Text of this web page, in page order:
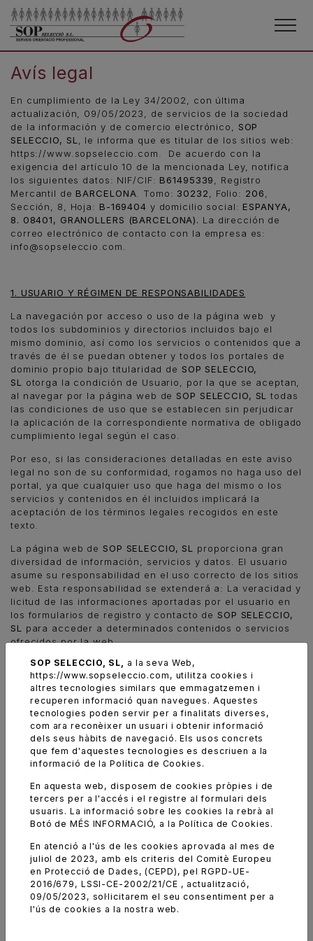
Avís legal
En cumplimiento de la Ley 34/2002, con última
actualización, 09/05/2023, de servicios de la sociedad
de la información y de comercio electrónico, SOP
SELECCIO, SL
le informa que es titular de los sitios web:
https://www.sopseleccio.com
De acuerdo con la
exigencia del artículo 10 de la mencionada Ley, notifica
los siguientes datos: NIF/CIF: B61495339
Registro
Mercantil de BARCELONA Tomo: 30232 Folio: 206
Sección, 8
Hoja: B-169404 y domicilio social: ESPANYA,
8. 08401, GRANOLLERS (BARCELONA). La dirección de
correo electrónico de contacto con la empresa es:
info@sopseleccio.com
1. USUARIO Y RÉGIMEN DE RESPONSABILIDADES
La navegación por acceso o uso de la página web y
todos los subdominios y directorios incluidos bajo el
mismo dominio, así como los servicios o contenidos que a
través de él se puedan obtener y todos los portales de
dominio propio bajo titularidad de SOP SELECCIO,
SL
otorga la condición de Usuario, por la que se aceptan,
al navegar por la página web de SOP SELECCIO, SL
todas
las condiciones de uso que se establecen sin perjudicar
la aplicación de la correspondiente normativa de obligado
cumplimiento legal según el caso.
Por eso, si las consideraciones detalladas en este aviso
legal no son de su conformidad, rogamos no haga uso del
portal, ya que cualquier uso que haga del mismo o los
servicios y contenidos en él incluidos implicará la
aceptación de los términos legales recogidos en este
texto.
La página web de SOP SELECCIO, SL
proporciona gran
diversidad de información, servicios y datos. El usuario
asume su responsabilidad en el uso correcto de los sitios
web. Esta responsabilidad se extenderá a: La veracidad y
licitud de las informaciones aportadas por el usuario en
los formularios de registro y contacto de SOP SELECCIO,
SL
para acceder a determinados contenidos o servicios
ofrecidos por la web.
El uso de la información, servicios y datos ofrecidos
por,SOP SELECCIO, SL no irán contra las disposiciones
de estas cláusulas, la Ley, la moral, las buenas
costumbres o el orden público que puedan suponer lesión
de los derechos de terceros o del funcionamiento de los
sitios web. A tal efecto, el Usuario se abstendrá de
utilizar cualquiera de los contenidos con fines ilícitos y
prohibidos en este texto, lesivos de los derechos e
dañar, inutilizar, sobrecargar, deteriorar o impedir la
normal utilización de los contenidos, de otros Usuarios o
de cualquier usuario de Internet (hardware y software).
toda naturaleza que la entidad propietaria de la web
pueda sufrir, directa o indirectamente, como
consecuencia de incumplimiento de cualquiera de las
obligaciones derivadas del uso de la Web y de esta
política de privacidad.
SOP SELECCIO, SL, a la seva Web,
https://www.sopseleccio.com , utilitza cookies i
altres tecnologies similars que emmagatzemen i
recuperen informació quan navegues. Aquestes
tecnologies poden servir per a finalitats diverses,
com ara reconèixer un usuari i obtenir informació
dels seus hàbits de navegació. Els usos concrets
que fem d'aquestes tecnologies es descriuen a la
informació de la Política de Cookies.
En aquesta web, disposem de cookies pròpies i de
tercers per a l'accés i el registre al formulari dels
usuaris. La informació sobre les cookies la rebrà al
Botó de MÉS INFORMACIÓ, a la Política de Cookies.
En atenció a l'ús de les cookies aprovada al mes de
juliol de 2023, amb els criteris del Comitè Europeu
en Protecció de Dades, (CEPD), pel RGPD-UE-
2016/679, LSSI-CE-2002/21/CE , actualització,
09/05/2023, sol·licitarem el seu consentiment per a
l'ús de cookies a la nostra web.